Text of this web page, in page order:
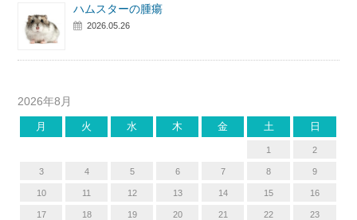
ハムスターの腫瘍
2026.05.26
2026年8月
月 火 水 木 金 土 日
1 2
3 4 5 6 7 8 9
10 11 12 13 14 15 16
17 18 19 20 21 22 23